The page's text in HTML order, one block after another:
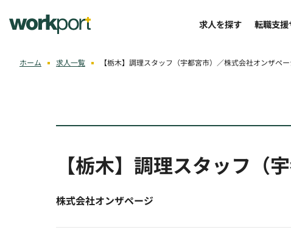
求人を探す 転職支援
ホーム 求人一覧 【栃木】調理スタッフ（宇都宮市）／株式会社オンザペー
【栃木】調理スタッフ（宇
株式会社オンザページ